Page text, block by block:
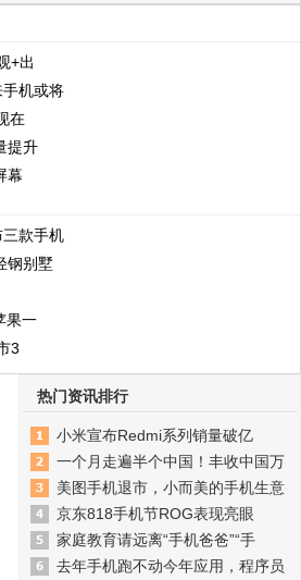
+出
机或将
在
提升
幕
款手机
钢别墅
果一
3
热门资讯排行
小米宣布Redmi系列销量破亿
一个月走遍半个中国！丰收中国万
美图手机退市，小而美的手机生意
京东818手机节ROG表现亮眼
家庭教育请远离“手机爸爸”“手
去年手机跑不动今年应用，程序员